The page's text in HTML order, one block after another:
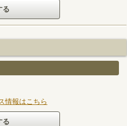
情報はこちら